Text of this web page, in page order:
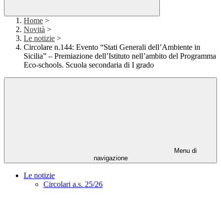
Home >
Novità >
Le notizie >
Circolare n.144: Evento “Stati Generali dell’Ambiente in
Sicilia” – Premiazione dell’Istituto nell’ambito del Programma
Eco-schools. Scuola secondaria di I grado
Menu di
navigazione
Le notizie
Circolari a.s. 25/26